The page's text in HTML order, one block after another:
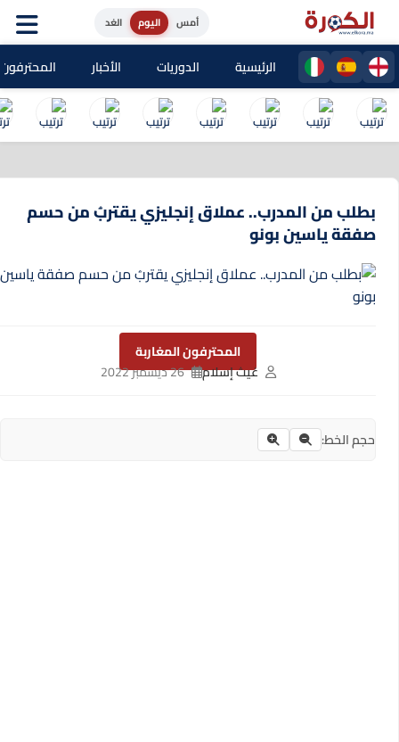
اليوم الغد
الرئيسية الدوريات الأخبار المحترفون
بطلب من المدرب.. عملاق إنجليزي يقتربُ من حسم
صفقة ياسين بونو
المحترفون المغاربة
غيث إسلام
26 ديسمبر 2022
حجم الخط: